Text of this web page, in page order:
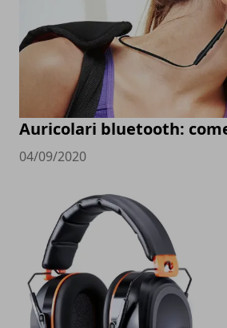
Auricolari bluetooth:
04/09/2020